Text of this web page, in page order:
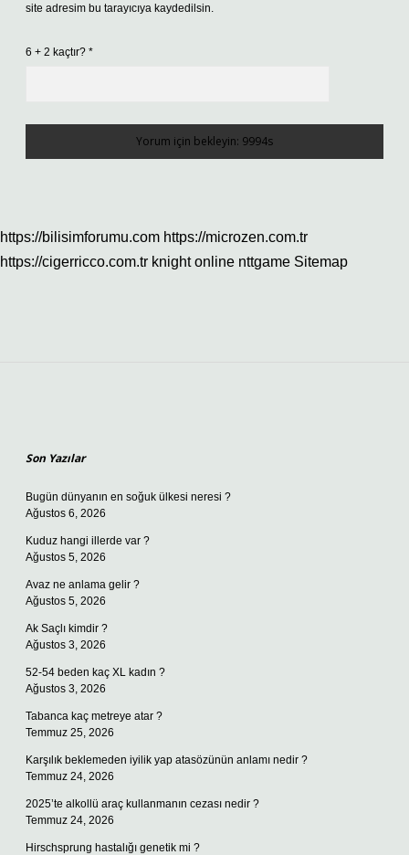
site adresim bu tarayıcıya kaydedilsin.
6 + 2 kaçtır? *
https://bilisimforumu.com https://microzen.com.tr
https://cigerricco.com.tr knight online nttgame Sitemap
Son Yazılar
Bugün dünyanın en soğuk ülkesi neresi ?
Ağustos 6, 2026
Kuduz hangi illerde var ?
Ağustos 5, 2026
Avaz ne anlama gelir ?
Ağustos 5, 2026
Ak Saçlı kimdir ?
Ağustos 3, 2026
52-54 beden kaç XL kadın ?
Ağustos 3, 2026
Tabanca kaç metreye atar ?
Temmuz 25, 2026
Karşılık beklemeden iyilik yap atasözünün anlamı nedir ?
Temmuz 24, 2026
2025’te alkollü araç kullanmanın cezası nedir ?
Temmuz 24, 2026
Hirschsprung hastalığı genetik mi ?